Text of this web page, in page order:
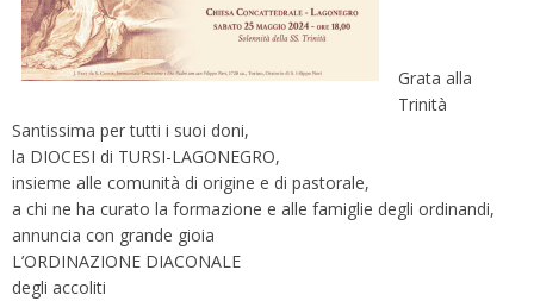
Grata alla
Trinità
Santissima per tutti i suoi doni,
la DIOCESI di TURSI-LAGONEGRO,
insieme alle comunità di origine e di pastorale,
a chi ne ha curato la formazione e alle famiglie degli ordinandi,
annuncia con grande gioia
L’ORDINAZIONE DIACONALE
degli accoliti